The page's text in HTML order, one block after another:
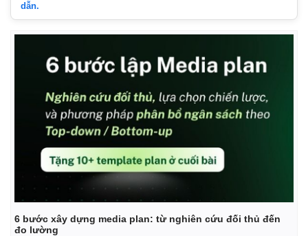
Pháp luật
Tin nóng
Tư vấn luật
Quân sự - Quốc phòng
Vũ khí
Việt Nam
Phân tích
dẫn.
6 bước xây dựng media plan: từ nghiên cứu đối thủ đến
đo lường